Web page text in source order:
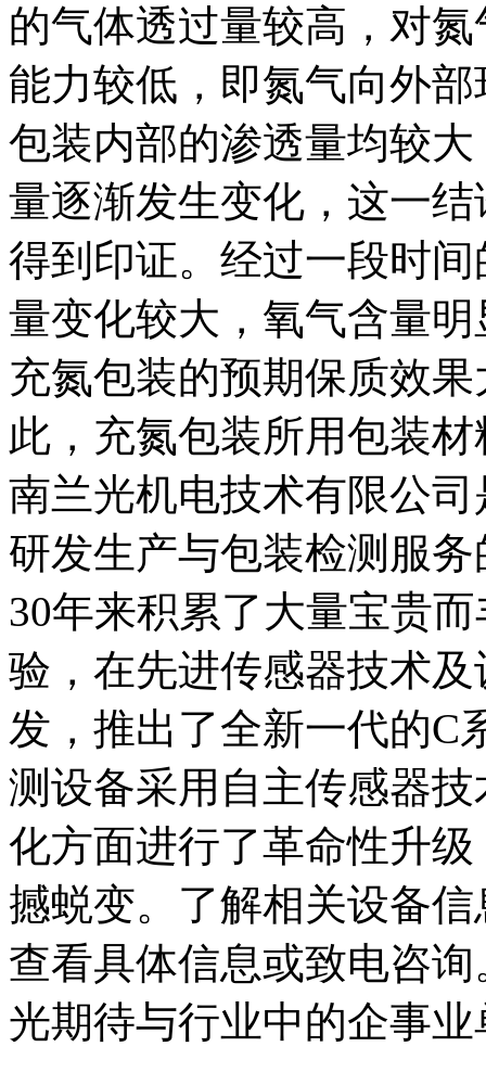
的气体透过量较高，对
能力较低，即氮气向外
包装内部的渗透量均较
量逐渐发生变化，这一
得到印证。经过一段时
量变化较大，氧气含量
充氮包装的预期保质效
此，充氮包装所用包装
南兰光机电技术有限公
研发生产与包装检测服
30年来积累了大量宝贵
验，在先进传感器技术
发，推出了全新一代的C
测设备采用自主传感器
化方面进行了革命性升
撼蜕变。了解相关设备
查看具体信息或致电咨
光期待与行业中的企事